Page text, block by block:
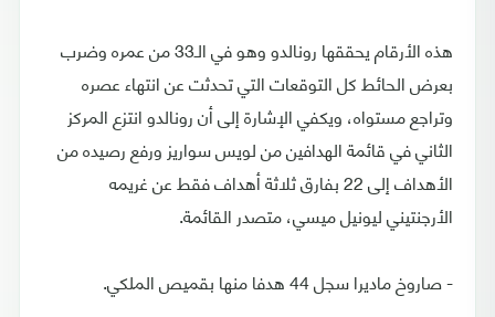
هذه الأرقام يحققها رونالدو وهو في الـ33 من عمره وضرب
بعرض الحائط كل التوقعات التي تحدثت عن انتهاء عصره
وتراجع مستواه، ويكفي الإشارة إلى أن رونالدو انتزع المركز
الثاني في قائمة الهدافين من لويس سواريز ورفع رصيده من
الأهداف إلى 22 بفارق ثلاثة أهداف فقط عن غريمه
الأرجنتيني ليونيل ميسي، متصدر القائمة.
- صاروخ ماديرا سجل 44 هدفا منها بقميص الملكي.